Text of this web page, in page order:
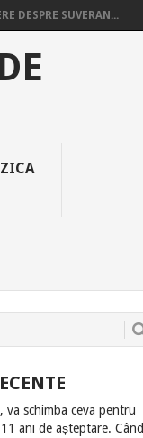
DESPRE SUVERAN...
va schimba ceva pentru
ani de așteptare. Când